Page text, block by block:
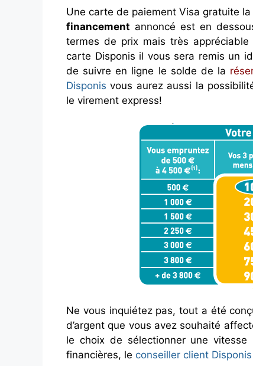
Une carte de paiement Visa gratuite la
financement annoncé est en
termes de prix mais très
carte Disponis il vous sera remis un
de suivre en ligne le solde de la
Disponis vous aurez aussi la
le virement express!
Ne vous inquiétez pas, tout a été
d’argent que vous avez souhaité
le choix de sélectionner une
financières, le conseiller client Disponis